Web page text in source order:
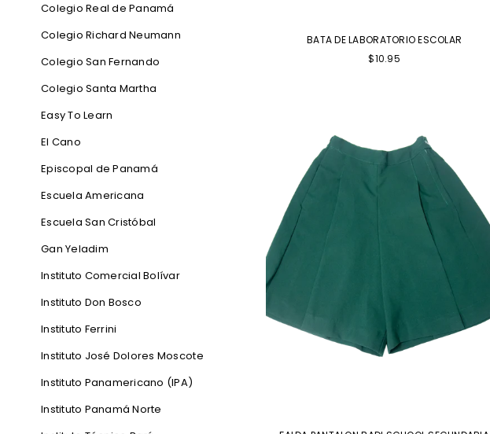
Colegio Real de Panamá
Colegio Richard Neumann
Colegio San Fernando
Colegio Santa Martha
Easy To Learn
El Cano
Episcopal de Panamá
Escuela Americana
Escuela San Cristóbal
Gan Yeladim
Instituto Comercial Bolívar
Instituto Don Bosco
Instituto Ferrini
Instituto José Dolores Moscote
Instituto Panamericano (IPA)
Instituto Panamá Norte
BATA DE LABORATORIO ESCOLAR
$10.95